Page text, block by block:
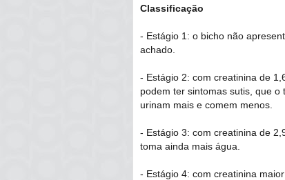
Classificação
- Estágio 1: o bicho não
achado.
- Estágio 2: com creatinina de
podem ter sintomas sutis, que
urinam mais e comem menos.
- Estágio 3: com creatinina de
toma ainda mais água.
- Estágio 4: com creatinina